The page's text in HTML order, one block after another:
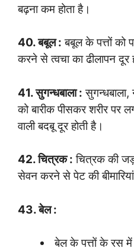
बढ़ना कम होता है।
40. बबूल : बबूल के पत्तों को
करने से त्वचा का ढीलापन दूर
41. सुगन्धबाला : सुगन्धबाला,
को बारीक पीसकर शरीर
वाली बदबू दूर होती है।
42. चित्रक : चित्रक की
सेवन करने से पेट की
43. बेल :
बेल के पत्तों के रस